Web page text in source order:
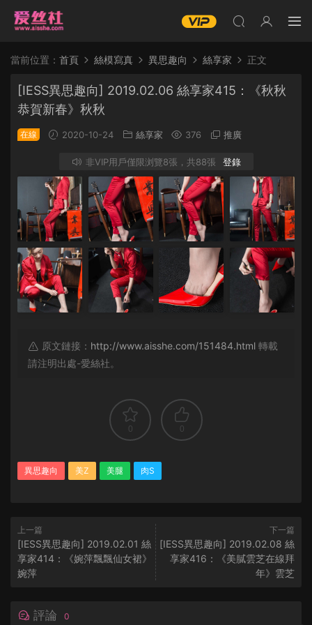
當前位置： 首頁 絲模寫真 異思趣向 絲享家 正文
[IESS異思趣向] 2019.02.06 絲享家415：《秋秋
恭賀新春》秋秋
在線 2020-10-24 絲享家 376 推廣
非VIP用戶僅限浏覽8張，共88張 登錄
原文鏈接： http://www.aisshe.com/151484.html 轉載
請注明出處-愛絲社。
0 0
異思趣向 美Z 美腿 肉S
上一篇
[IESS異思趣向] 2019.02.01 絲
享家414：《婉萍飄飄仙女裙》
婉萍
下一篇
[IESS異思趣向] 2019.02.08 絲
享家416：《美膩雲芝在線拜
年》雲芝
評論 0